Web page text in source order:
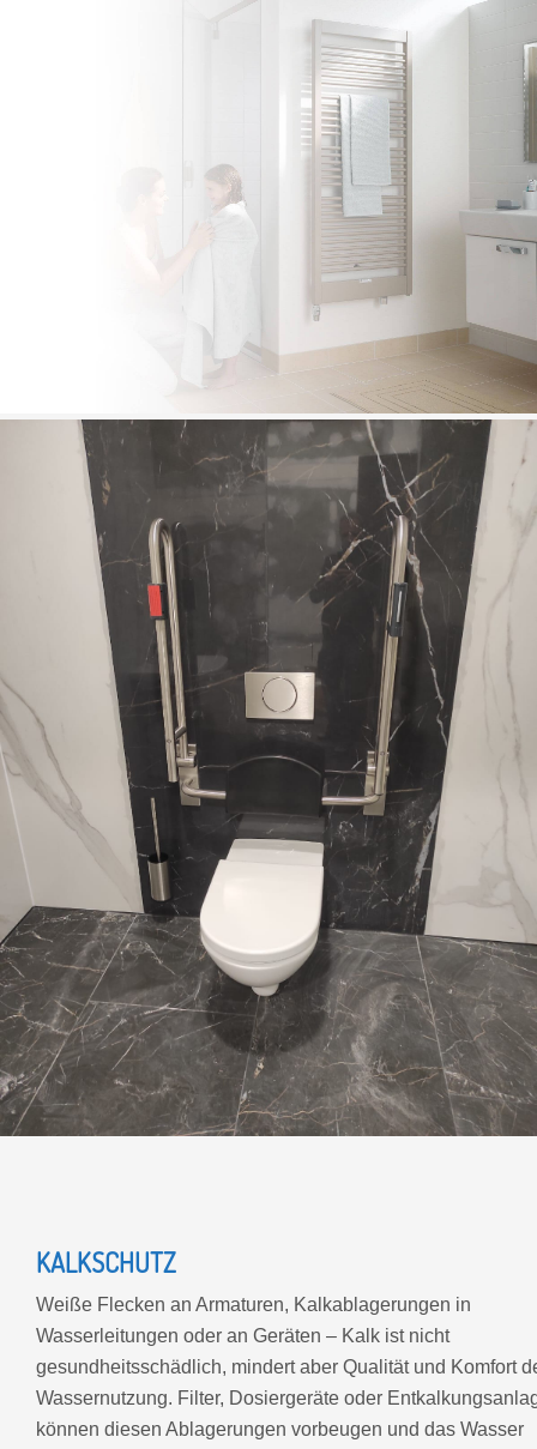
KALKSCHUTZ
Weiße Flecken an Armaturen, Kalkablagerungen in
Wasserleitungen oder an Geräten – Kalk ist nicht
gesundheitsschädlich, mindert aber Qualität und Komfort
Wassernutzung. Filter, Dosiergeräte oder
können diesen Ablagerungen vorbeugen und das Wasser